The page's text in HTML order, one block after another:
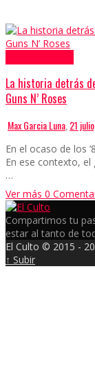
La historia detrás
Guns N’ Roses
Max Garcia Luna 21
En el ocaso de los
En ese contexto,
…
Ver más 0
Compartimos tu
estar al tanto de
El Culto © 2015 -
↑ Subir